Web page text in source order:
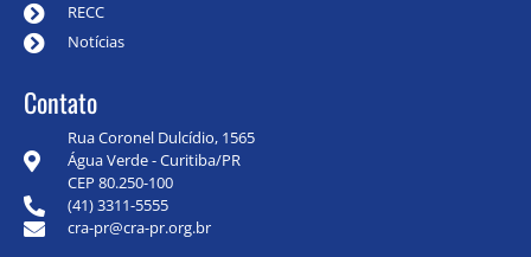
RECC
Notícias
Contato
Rua Coronel Dulcídio, 1565
Água Verde - Curitiba/PR
CEP 80.250-100
(41) 3311-5555
cra-pr@cra-pr.org.br